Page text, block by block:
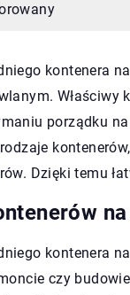
kontenera
porządku
Dzięki temu
kontenera
czy